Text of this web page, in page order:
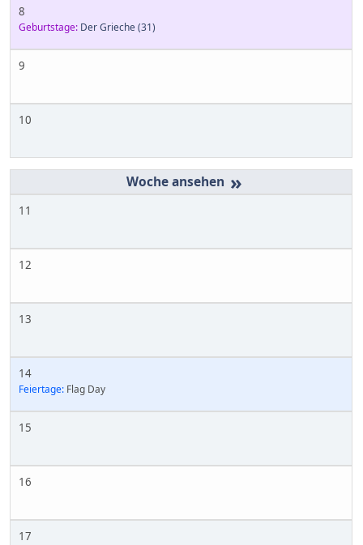
8
Geburtstage: Der Grieche(31)
9
10
»
11
12
13
14
Feiertage: Flag Day
15
16
17